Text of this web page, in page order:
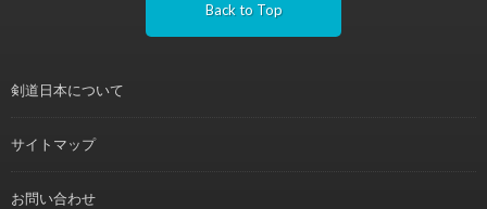
Back to Top
剣道日本について
サイトマップ
お問い合わせ